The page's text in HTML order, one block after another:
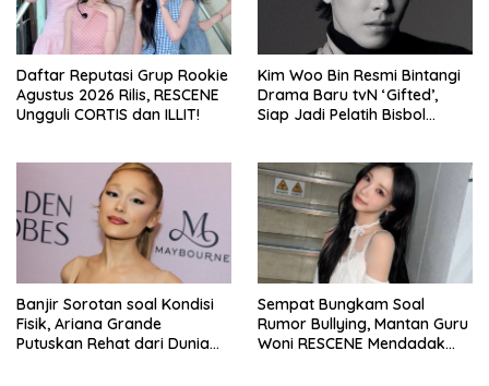
Daftar Reputasi Grup Rookie
Agustus 2026 Rilis, RESCENE
Ungguli CORTIS dan ILLIT!
Kim Woo Bin Resmi Bintangi
Drama Baru tvN ‘Gifted’,
Siap Jadi Pelatih Bisbol
Banjir Sorotan soal Kondisi
Fisik, Ariana Grande
Putuskan Rehat dari Dunia
Sempat Bungkam Soal
Rumor Bullying, Mantan Guru
Woni RESCENE Mendadak